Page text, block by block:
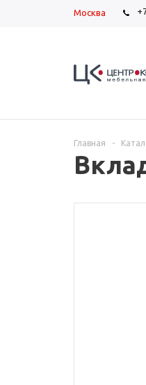
Москва
Главная -